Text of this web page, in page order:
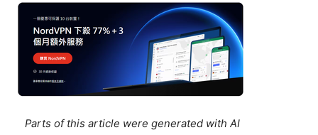
Parts of this article were generated with AI